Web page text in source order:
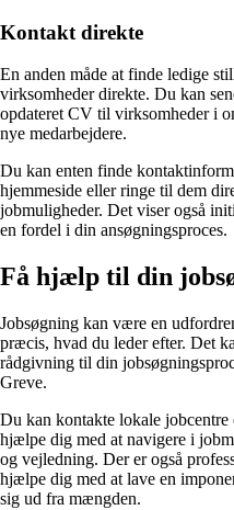
Kontakt direkte
En anden måde at finde ledige
virksomheder direkte. Du kan
opdateret CV til virksomheder i
nye medarbejdere.
Du kan enten finde
hjemmeside eller ringe til dem
jobmuligheder. Det viser også
en fordel i din ansøgningsproces.
Få hjælp til din
Jobsøgning kan være en
præcis, hvad du leder efter. Det
rådgivning til din
Greve.
Du kan kontakte lokale
hjælpe dig med at navigere i
og vejledning. Der er også
hjælpe dig med at lave en
sig ud fra mængden.